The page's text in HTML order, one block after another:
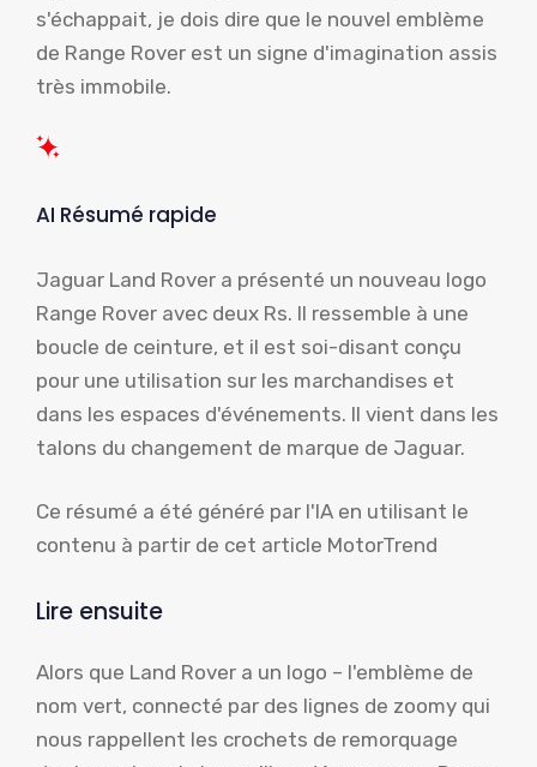
s'échappait, je dois dire que le nouvel emblème
de Range Rover est un signe d'imagination assis
très immobile.
AI Résumé rapide
Jaguar Land Rover a présenté un nouveau logo
Range Rover avec deux Rs. Il ressemble à une
boucle de ceinture, et il est soi-disant conçu
pour une utilisation sur les marchandises et
dans les espaces d'événements. Il vient dans les
talons du changement de marque de Jaguar.
Ce résumé a été généré par l'IA en utilisant le
contenu à partir de cet article MotorTrend
Lire ensuite
Alors que Land Rover a un logo – l'emblème de
nom vert, connecté par des lignes de zoomy qui
nous rappellent les crochets de remorquage